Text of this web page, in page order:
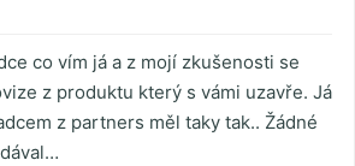
co vím já a z mojí zkušenosti se
z produktu který s vámi uzavře. Já
z partners měl taky tak.. Žádné